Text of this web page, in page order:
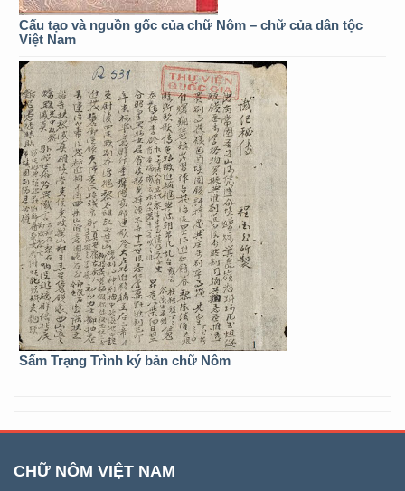
Cấu tạo và nguồn gốc của chữ Nôm – chữ của dân tộc
Việt Nam
Sấm Trạng Trình ký bản chữ Nôm
CHỮ NÔM VIỆT NAM